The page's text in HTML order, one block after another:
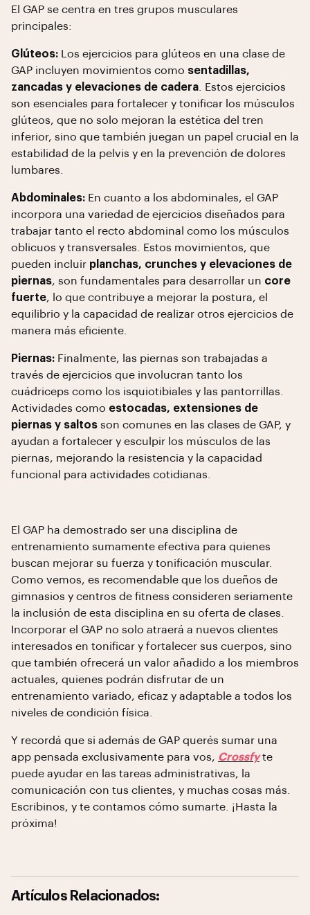
El GAP se centra en tres grupos musculares
principales:
Glúteos: Los ejercicios para glúteos en una clase de
GAP incluyen movimientos como sentadillas,
zancadas y elevaciones de cadera . Estos ejercicios
son esenciales para fortalecer y tonificar los músculos
glúteos, que no solo mejoran la estética del tren
inferior, sino que también juegan un papel crucial en la
estabilidad de la pelvis y en la prevención de dolores
lumbares.
Abdominales: En cuanto a los abdominales, el GAP
incorpora una variedad de ejercicios diseñados para
trabajar tanto el recto abdominal como los músculos
oblicuos y transversales. Estos movimientos, que
pueden incluir planchas, crunches y elevaciones de
piernas, son fundamentales para desarrollar un core
fuerte, lo que contribuye a mejorar la postura, el
equilibrio y la capacidad de realizar otros ejercicios de
manera más eficiente.
Piernas: Finalmente, las piernas son trabajadas a
través de ejercicios que involucran tanto los
cuádriceps como los isquiotibiales y las pantorrillas.
Actividades como estocadas, extensiones de
piernas y saltos son comunes en las clases de GAP, y
ayudan a fortalecer y esculpir los músculos de las
piernas, mejorando la resistencia y la capacidad
funcional para actividades cotidianas.
El GAP ha demostrado ser una disciplina de
entrenamiento sumamente efectiva para quienes
buscan mejorar su fuerza y tonificación muscular.
Como vemos, es recomendable que los dueños de
gimnasios y centros de fitness consideren seriamente
la inclusión de esta disciplina en su oferta de clases.
Incorporar el GAP no solo atraerá a nuevos clientes
interesados en tonificar y fortalecer sus cuerpos, sino
que también ofrecerá un valor añadido a los miembros
actuales, quienes podrán disfrutar de un
entrenamiento variado, eficaz y adaptable a todos los
niveles de condición física.
Y recordá que si además de GAP querés sumar una
app pensada exclusivamente para vos, Crossfyte
puede ayudar en las tareas administrativas, la
comunicación con tus clientes, y muchas cosas más.
Escribinos, y te contamos cómo sumarte. ¡Hasta la
próxima!
Artículos Relacionados: